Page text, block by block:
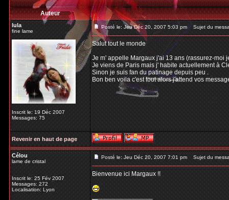
Auteur
lula
fine lame
Inscrit le: 19 Déc 2007
Messages: 75
Posté le: Jeu Déc 20, 2007 5:03 pm Sujet du
Salut tout le monde
Je m' appelle Margaux j'ai 13 ans (rassurez-moi
Je viens de Paris mais j' habite actuellement à
Sinon je suis fan du patinage depuis peu .
Bon ben voila c'est tout alors j'attend vos
Revenir en haut de page
Célou
lame de cristal
Inscrit le: 25 Fév 2007
Messages: 272
Localisation: Lyon
Posté le: Jeu Déc 20, 2007 7:01 pm Sujet du
Bienvenue ici Margaux !!
_________________